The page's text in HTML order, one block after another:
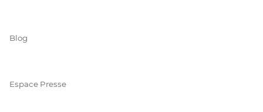
Blog
Espace Presse